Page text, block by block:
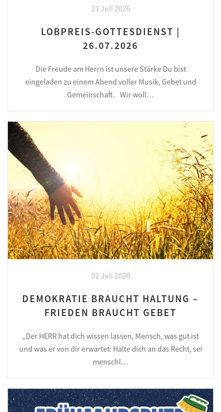
21 Juli 2026
LOBPREIS-GOTTESDIENST |
26.07.2026
Die Freude am Herrn ist unsere Stärke Du bist
eingeladen zu einem Abend voller Musik, Gebet und
Gemeinschaft. Wir woll…
02 Juli 2026
DEMOKRATIE BRAUCHT HALTUNG –
FRIEDEN BRAUCHT GEBET
„Der HERR hat dich wissen lassen, Mensch, was gut ist
und was er von dir erwartet: Halte dich an das Recht, sei
menschl…